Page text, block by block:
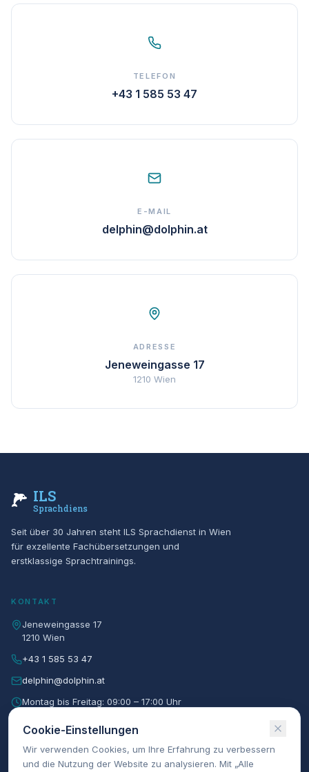
TELEFON
+43 1 585 53 47
E-MAIL
delphin@dolphin.at
ADRESSE
Jeneweingasse 17
1210 Wien
ILS
Sprachdienst
Seit über 30 Jahren steht ILS Sprachdienst in Wien
für exzellente Fachübersetzungen und
erstklassige Sprachtrainings.
KONTAKT
Jeneweingasse 17
1210 Wien
+43 1 585 53 47
delphin@dolphin.at
Montag bis Freitag: 09:00 – 17:00 Uhr
Home One²One
Cookie-Einstellungen
Wir verwenden Cookies, um Ihre Erfahrung zu verbessern
und die Nutzung der Website zu analysieren. Mit „Alle